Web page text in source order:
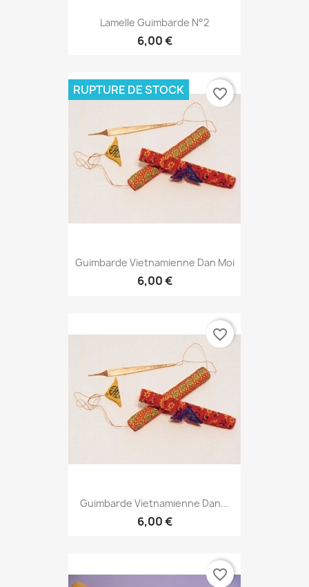
Lamelle Guimbarde N°2
6,00 €
Guimbarde Vietnamienne Dan Moi
6,00 €
RUPTURE DE STOCK favorite_border
Guimbarde Vietnamienne Dan...
6,00 €
favorite_border
favorite_border